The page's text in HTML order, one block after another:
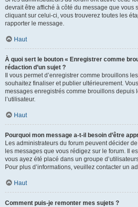
devrait être affiché à côté du message que vous
cliquant sur celui-ci, vous trouverez toutes les
rapporter le message.
Haut
À quoi sert le bouton « Enregistrer comme
rédaction d’un sujet ?
Il vous permet d’enregistrer comme brouillons
souhaitez finaliser et publier ultérieurement.
messages enregistrés comme brouillons depuis
l’utilisateur.
Haut
Pourquoi mon message a-t-il besoin d’être
Les administrateurs du forum peuvent décider
les messages que vous rédigez sur le forum. Il
vous ayez été placé dans un groupe
Pour plus d’informations, veuillez contacter un
Haut
Comment puis-je remonter mes sujets ?